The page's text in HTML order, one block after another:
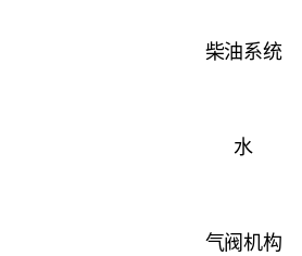
柴油系统
水
气阀机构